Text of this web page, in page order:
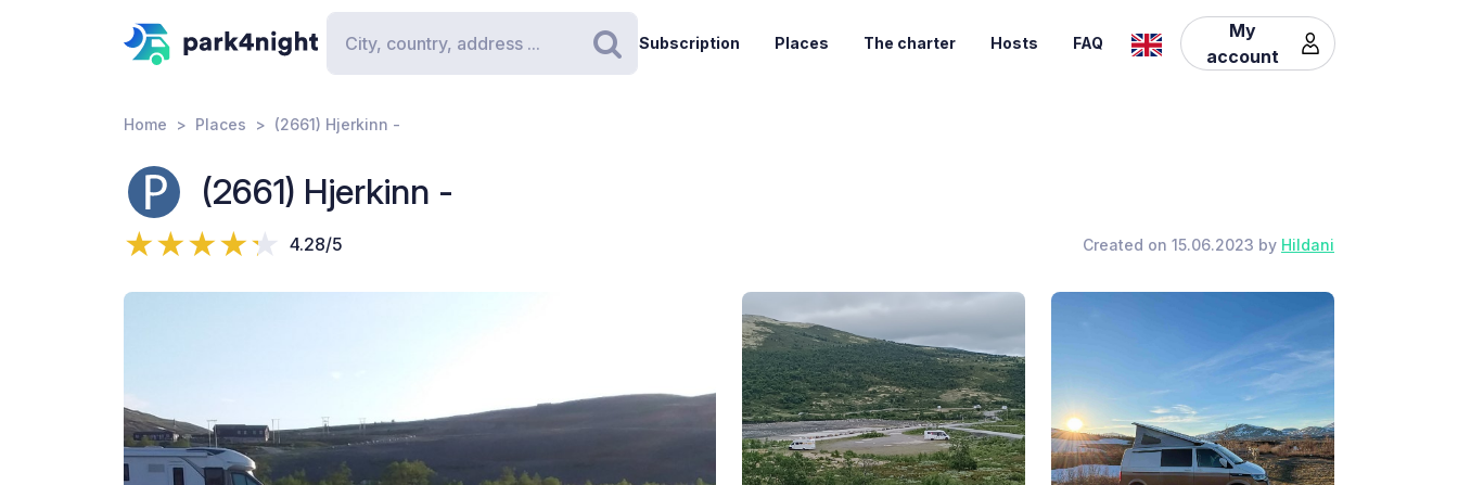
Search
Subscription Places The charter Hosts FAQ
My
account
Home Places (2661) Hjerkinn -
(2661) Hjerkinn -
4.28/5 Created on 15.06.2023 by Hildani